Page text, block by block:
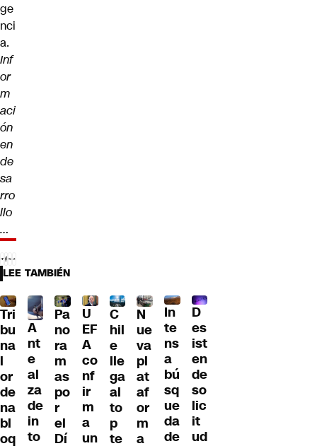
ge
nci
a.
Inf
or
m
aci
ón
en
de
sa
rro
llo
…
LEE TAMBIÉN
Tri
bu
na
l
or
de
na
bl
oq
A
nt
e
al
za
de
in
to
Pa
no
ra
m
as
po
r
el
Dí
U
EF
A
co
nf
ir
m
a
un
C
hil
e
lle
ga
al
to
p
te
N
ue
va
pl
at
af
or
m
a
In
te
ns
a
bú
sq
ue
da
de
D
es
ist
en
de
so
lic
it
ud